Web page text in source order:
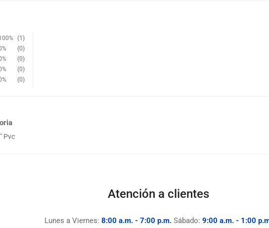
(1)
(0)
(0)
(0)
(0)
Pvc
Atención a clientes
Lunes a Viernes: 8:00 a.m. - 7:00 p.m. Sábado: 9:00 a.m. - 1:00